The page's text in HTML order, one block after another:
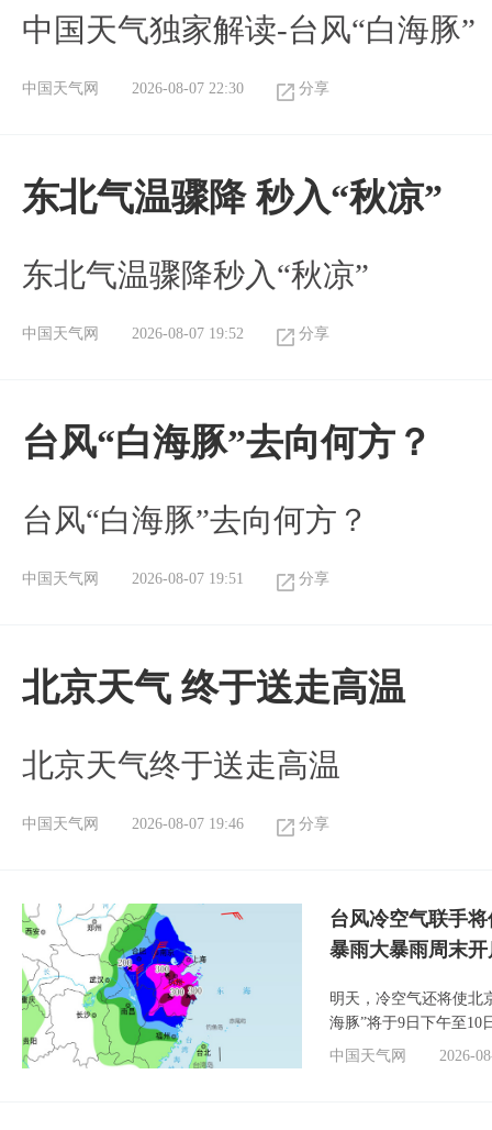
中国天气独家解读-台风“白海豚”
中国天气网 2026-08-07 22:30 分享
东北气温骤降 秒入“秋凉”
东北气温骤降秒入“秋凉”
中国天气网 2026-08-07 19:52 分享
台风“白海豚”去向何方？
台风“白海豚”去向何方？
中国天气网 2026-08-07 19:51 分享
北京天气 终于送走高温
北京天气终于送走高温
中国天气网 2026-08-07 19:46 分享
台风冷空气联手
暴雨大暴雨周末开
明天，冷空气还将使北
海豚”将于9日下午至10
中国天气网
2026-